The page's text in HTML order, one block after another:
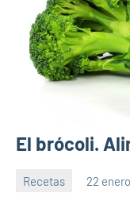
El brócoli.
Recetas 22